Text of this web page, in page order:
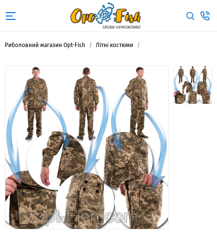
Риболовний магазин Opt-Fish Літні костюми